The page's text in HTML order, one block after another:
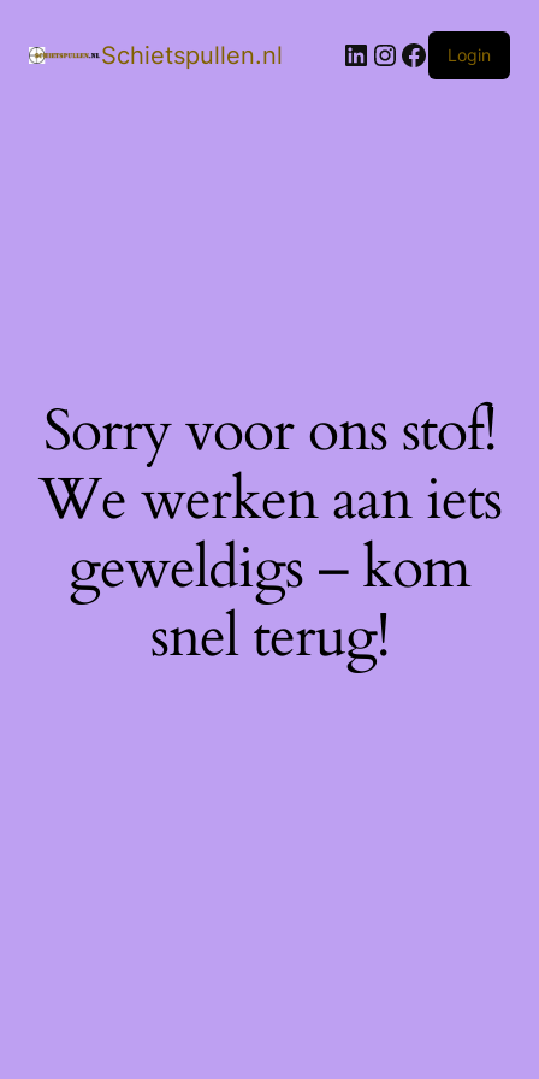
Schietspullen.nl LinkedIn
Instagram
Facebook
Login
Sorry voor ons stof!
We werken aan iets
geweldigs – kom
snel terug!